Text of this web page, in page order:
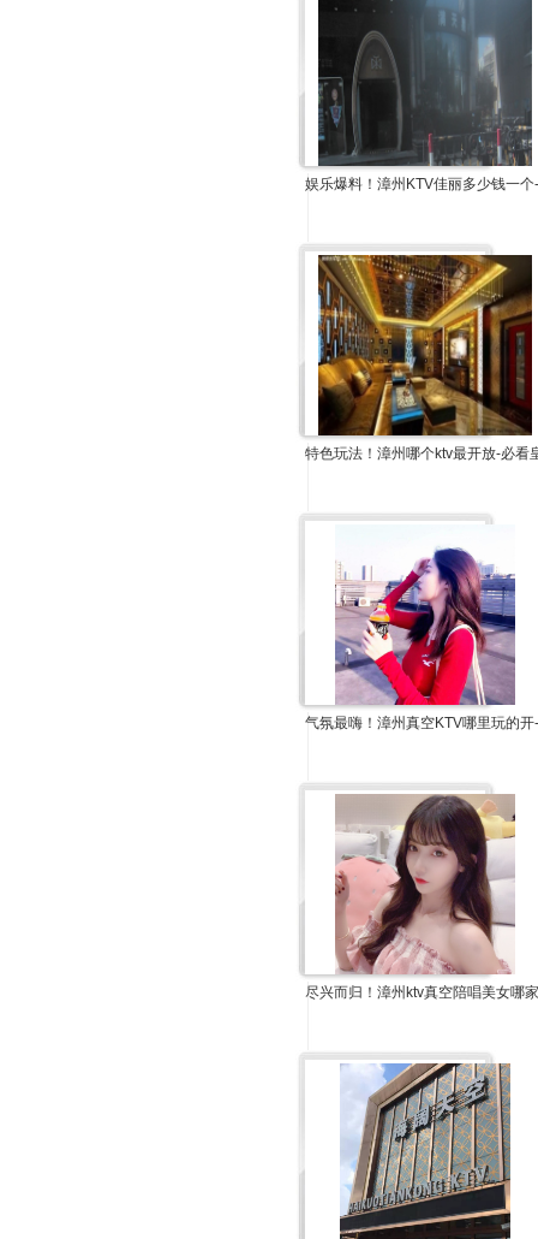
娱乐爆料！漳州KTV佳丽多少钱一个
特色玩法！漳州哪个ktv最开放-必看
气氛最嗨！漳州真空KTV哪里玩的开
尽兴而归！漳州ktv真空陪唱美女哪